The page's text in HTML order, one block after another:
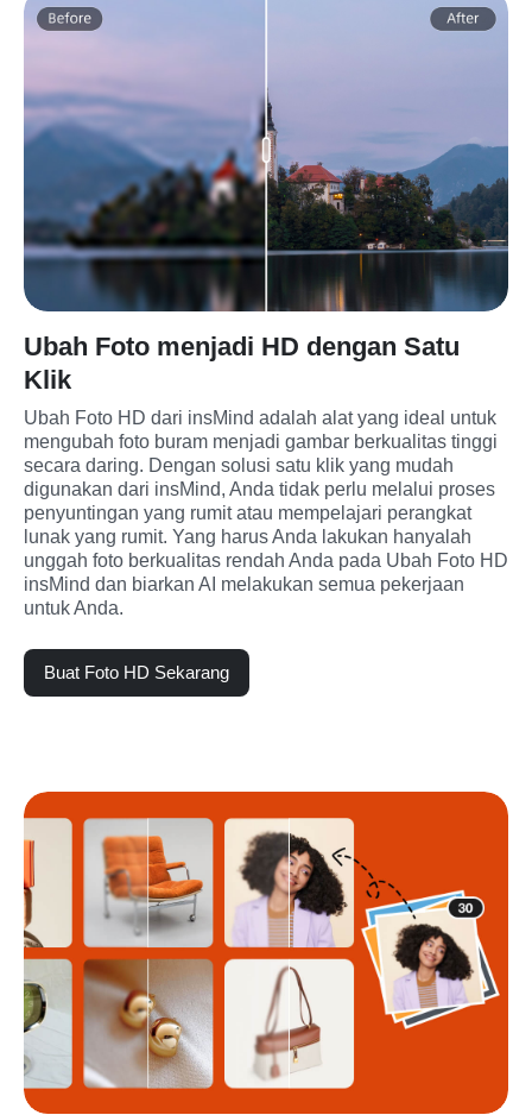
Ubah Foto menjadi HD dengan Satu
Klik
Ubah Foto HD dari insMind adalah alat yang ideal untuk
mengubah foto buram menjadi gambar berkualitas tinggi
secara daring. Dengan solusi satu klik yang mudah
digunakan dari insMind, Anda tidak perlu melalui proses
penyuntingan yang rumit atau mempelajari perangkat
lunak yang rumit. Yang harus Anda lakukan hanyalah
unggah foto berkualitas rendah Anda pada Ubah Foto HD
insMind dan biarkan AI melakukan semua pekerjaan
untuk Anda.
Buat Foto HD Sekarang